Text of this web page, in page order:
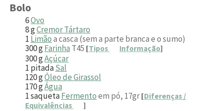
Bolo
6Ovo
8gCremor Tártaro
1 Limãoa casca (sem a parte branca e o sumo)
300gFarinha T45 [Tipos Informação]
300gAçúcar
1 pitadaSal
120gÓleo de Girassol
170gÁgua
1saquetaFermentoem pó, 17gr[Diferenças /
Equivalências
]